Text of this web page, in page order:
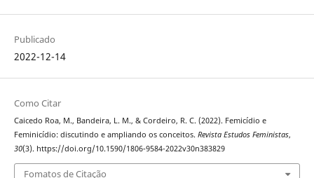
Publicado
2022-12-14
Como Citar
Caicedo Roa, M., Bandeira, L. M., & Cordeiro, R. C. (2022). Femicídio e
Feminicídio: discutindo e ampliando os conceitos. Revista Estudos Feministas,
30(3). https://doi.org/10.1590/1806-9584-2022v30n383829
Fomatos de Citação